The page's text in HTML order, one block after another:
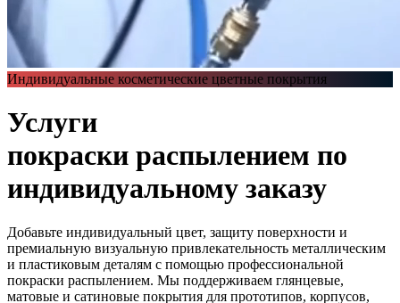
Индивидуальные косметические цветные покрытия
Услуги
покраски распылением по
индивидуальному заказу
Добавьте индивидуальный цвет, защиту поверхности и
премиальную визуальную привлекательность металлическим
и пластиковым деталям с помощью профессиональной
покраски распылением. Мы поддерживаем глянцевые,
матовые и сатиновые покрытия для прототипов, корпусов,